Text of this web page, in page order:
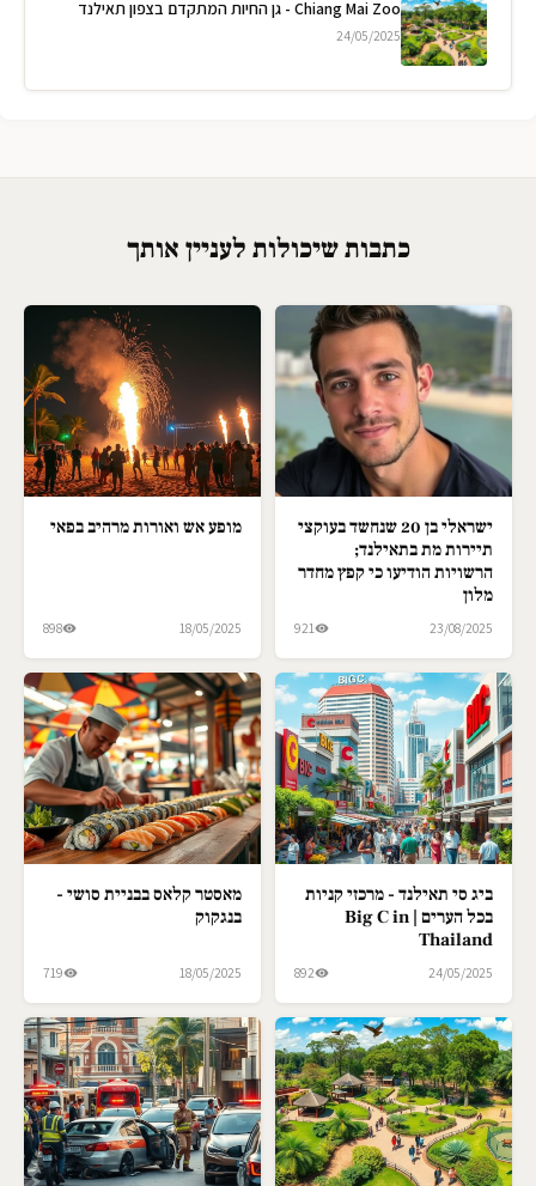
Chiang Mai Zoo - גן החיות המתקדם בצפון תאילנד
24/05/2025
כתבות שיכולות לעניין אותך
ישראלי בן 20 שנחשד בעוקצי
תיירות מת בתאילנד;
הרשויות הודיעו כי קפץ מחדר
מלון
23/08/2025
921
מופע אש ואורות מרהיב בפאי
18/05/2025
898
ביג סי תאילנד - מרכזי קניות
בכל הערים | Big C in
Thailand
24/05/2025
892
מאסטר קלאס בבניית סושי -
בנגקוק
18/05/2025
719